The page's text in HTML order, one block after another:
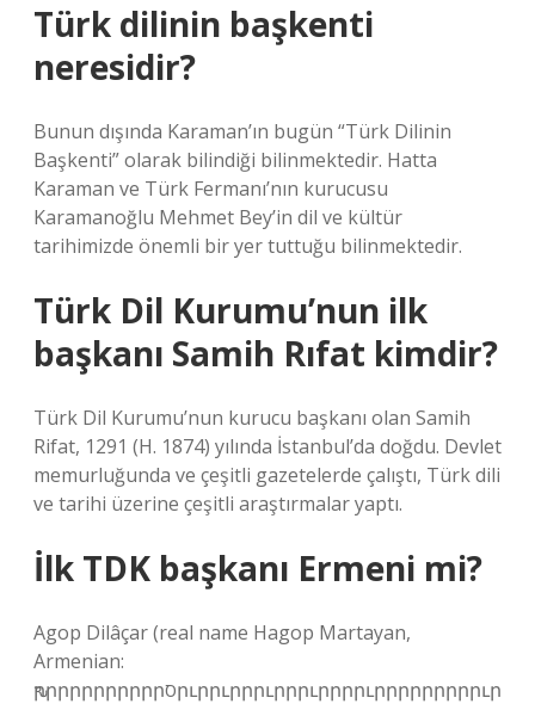
Türk dilinin başkenti
neresidir?
Bunun dışında Karaman’ın bugün “Türk Dilinin
Başkenti” olarak bilindiği bilinmektedir. Hatta
Karaman ve Türk Fermanı’nın kurucusu
Karamanoğlu Mehmet Bey’in dil ve kültür
tarihimizde önemli bir yer tuttuğu bilinmektedir.
Türk Dil Kurumu’nun ilk
başkanı Samih Rıfat kimdir?
Türk Dil Kurumu’nun kurucu başkanı olan Samih
Rifat, 1291 (H. 1874) yılında İstanbul’da doğdu. Devlet
memurluğunda ve çeşitli gazetelerde çalıştı, Türk dili
ve tarihi üzerine çeşitli araştırmalar yaptı.
İlk TDK başkanı Ermeni mi?
Agop Dilâçar (real name Hagop Martayan,
Armenian:
ԅրրրրրրրրրրրסրւրրւրրրւրրրւրրրրւրրրրրրրրրւր